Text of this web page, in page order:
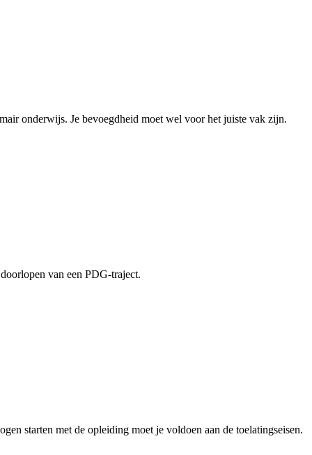
onderwijs. Je bevoegdheid moet wel voor het juiste vak zijn.
van een PDG-traject.
starten met de opleiding moet je voldoen aan de toelatingseisen.